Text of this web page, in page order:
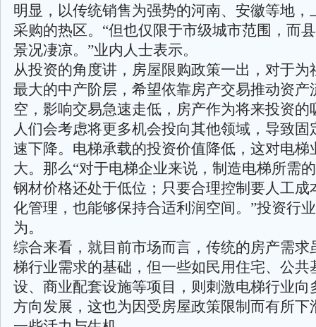
明显，以传统销售为强势的河南、安徽等地，
采购的热区。“但也仅限于市级城市范围，而
景况凄凉。”业内人士表示。
从投资的角度讲，房屋限购政策一出，对于为
最大的中产阶层，希望依靠房产交易推动资产
空，影响交易急速走低，房产作为将来投资的
人们会考虑将更多机会投向其他领域，导致固
速下降。电梯承载的投资价值降低，这对电梯
大。那么“对于电梯企业来说，制造电梯所需
钢材价格还处于低位；只要合理控制要人工成
化管理，也能够保持合适利润空间。”投资行
为。
综合来看，就目前市场而言，传统的房产需求
梯行业需求的基础，但一些如民用住宅、公共
设、商业配套设施等项目，则刺激电梯行业向
方向发展，这也为因受房屋政策限制而有所下